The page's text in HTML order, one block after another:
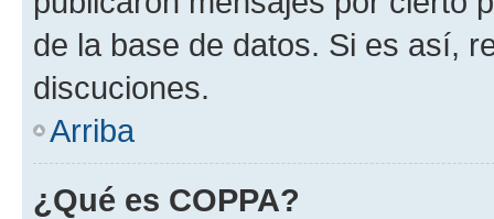
de la base de datos. Si es así,
discuciones.
Arriba
¿Qué es COPPA?